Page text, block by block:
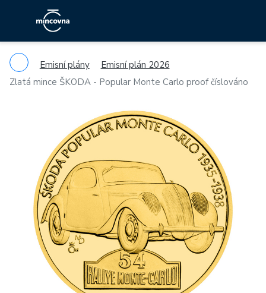
Emisní plány
Emisní plán 2026
Zlatá mince ŠKODA - Popular Monte Carlo proof číslováno
Previous